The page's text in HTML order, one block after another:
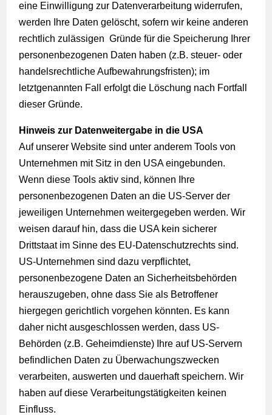
eine Einwilligung zur Datenverarbeitung widerrufen,
werden Ihre Daten gelöscht, sofern wir keine anderen
rechtlich zulässigen Gründe für die Speicherung Ihrer
personenbezogenen Daten haben (z.B. steuer- oder
handelsrechtliche Aufbewahrungsfristen); im
letztgenannten Fall erfolgt die Löschung nach Fortfall
dieser Gründe.
Hinweis zur Datenweitergabe in die USA
Auf unserer Website sind unter anderem Tools von
Unternehmen mit Sitz in den USA eingebunden.
Wenn diese Tools aktiv sind, können Ihre
personenbezogenen Daten an die US-Server der
jeweiligen Unternehmen weitergegeben werden. Wir
weisen darauf hin, dass die USA kein sicherer
Drittstaat im Sinne des EU-Datenschutzrechts sind.
US-Unternehmen sind dazu verpflichtet,
personenbezogene Daten an Sicherheitsbehörden
herauszugeben, ohne dass Sie als Betroffener
hiergegen gerichtlich vorgehen könnten. Es kann
daher nicht ausgeschlossen werden, dass US-
Behörden (z.B. Geheimdienste) Ihre auf US-Servern
befindlichen Daten zu Überwachungszwecken
verarbeiten, auswerten und dauerhaft speichern. Wir
haben auf diese Verarbeitungstätigkeiten keinen
Einfluss.